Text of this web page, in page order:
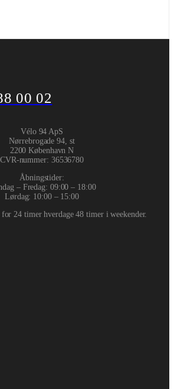
00 02
Vélo 94 ApS
Nørrebrogade 94, st
2200 København N
CVR-nummer: 36536780
Åbningstider:
– Fredag: 09:00 – 18:00
Lørdag: 10:00 – 15:00
24 timer hverdage 48 timer i weekender.